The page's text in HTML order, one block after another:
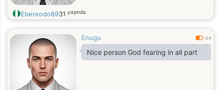
Ebereodo8931 yaşında
Enugu 0.4
Nice person God fearing in all part